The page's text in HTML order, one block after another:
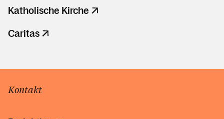
Katholische Kirche
Caritas
Kontakt